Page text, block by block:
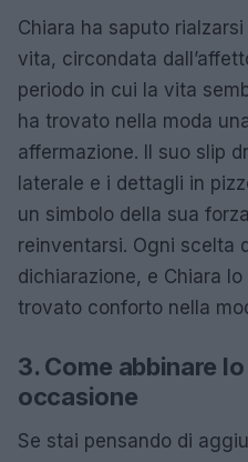
Chiara ha saputo
vita, circondata
periodo in cui la vita
ha trovato nella moda
affermazione. Il suo slip
laterale e i dettagli in
un simbolo della sua
reinventarsi. Ogni scelta
dichiarazione, e Chiara
trovato conforto nella
3. Come abbinare
occasione
Se stai pensando di